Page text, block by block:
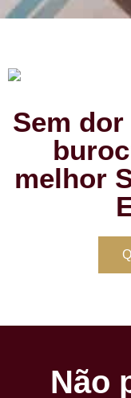
Sem dor
melhor
Não